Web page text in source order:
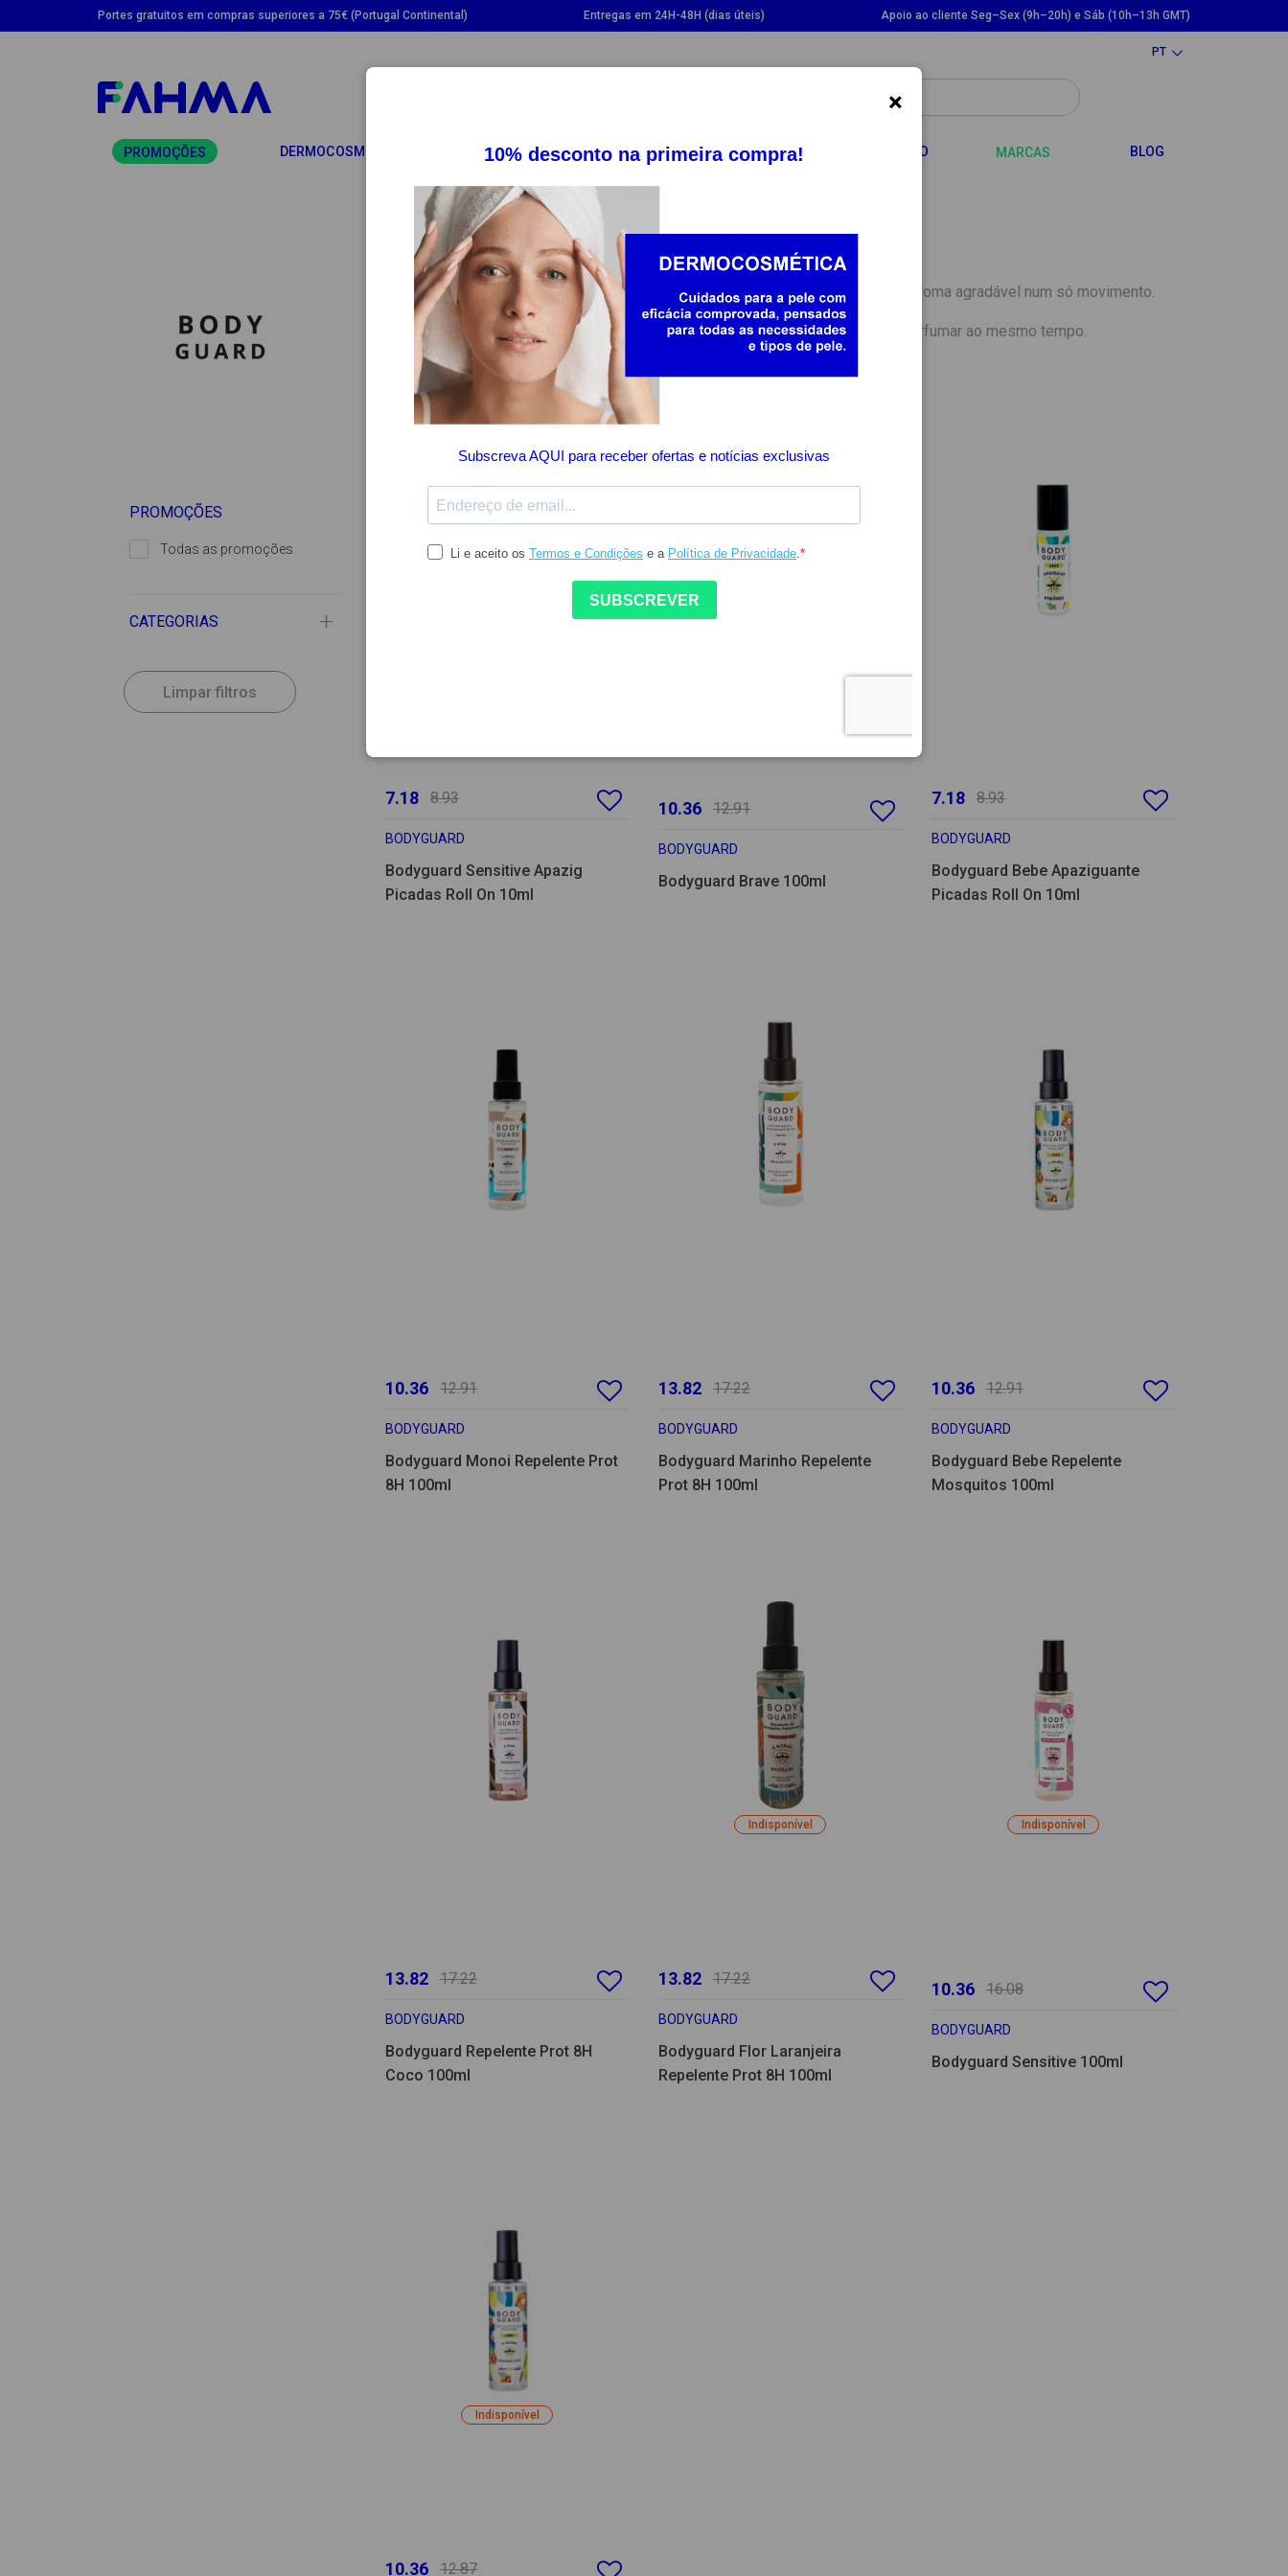
Portes gratuitos em compras superiores a 75€ (Portugal Continental) Entregas em 24H-48H (dias úteis) Apoio ao cliente Seg–Sex (9h–20h) e Sáb (10h–13h GMT)
PT
PROMOÇÕES DERMOCOSMÉTICA TOGGLE DROPDOWN
SUPLEMENTOSTOGGLE DROPDOWN
SAÚDETOGGLE DROPDOWN
BEBÉ E MAMÃ TOGGLE DROPDOWN
CABELOTOGGLE DROPDOWN
MARCAS BLOG
PROMOÇÕES
Todas as promoções
CATEGORIAS
Limpar filtros
BODYGUARD
Fabricados em França, estes repelentes perfumados garantem proteção e um aroma agradável num só movimento.
Feitos em França, esses repelentes perfumados têm a função de proteger e perfumar ao mesmo tempo.
7.18 8.93
BODYGUARD
Bodyguard Sensitive Apazig
Picadas Roll On 10ml
10.36 12.91
BODYGUARD
Bodyguard Brave 100ml
7.18 8.93
BODYGUARD
Bodyguard Bebe Apaziguante
Picadas Roll On 10ml
10.36 12.91
BODYGUARD
Bodyguard Monoi Repelente Prot
8H 100ml
13.82 17.22
BODYGUARD
Bodyguard Marinho Repelente
Prot 8H 100ml
10.36 12.91
BODYGUARD
Bodyguard Bebe Repelente
Mosquitos 100ml
13.82 17.22
BODYGUARD
Bodyguard Repelente Prot 8H
Coco 100ml
Indisponível
13.82 17.22
BODYGUARD
Bodyguard Flor Laranjeira
Repelente Prot 8H 100ml
Indisponível
10.36 16.08
BODYGUARD
Bodyguard Sensitive 100ml
Indisponível
10.36 12.87
×